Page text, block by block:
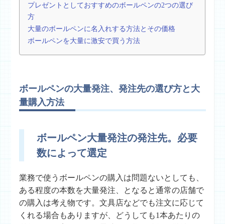
プレゼントとしておすすめのボールペンの2つの選び
方
大量のボールペンに名入れする方法とその価格
ボールペンを大量に激安で買う方法
ボールペンの大量発注、発注先の選び方と大
量購入方法
ボールペン大量発注の発注先。必要
数によって選定
業務で使うボールペンの購入は問題ないとしても、
ある程度の本数を大量発注、となると通常の店舗で
の購入は考え物です。文具店などでも注文に応じて
くれる場合もありますが、どうしても1本あたりの